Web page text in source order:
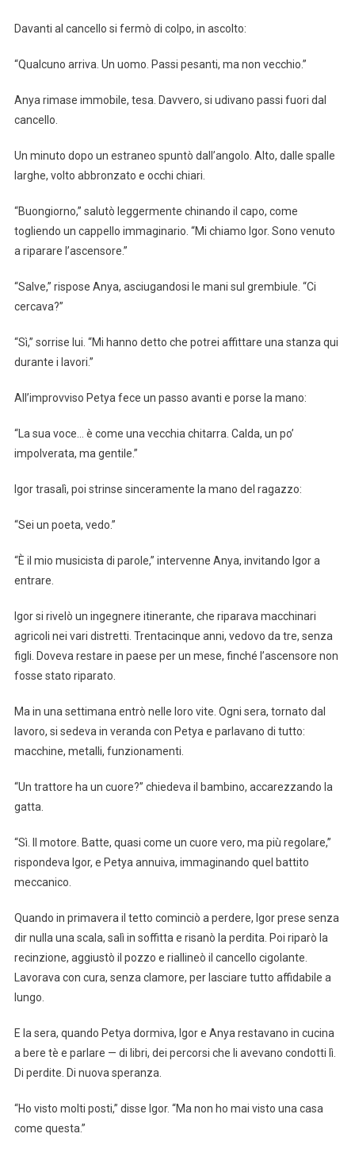
Davanti al cancello si fermò di colpo, in ascolto:
“Qualcuno arriva. Un uomo. Passi pesanti, ma non vecchio.”
Anya rimase immobile, tesa. Davvero, si udivano passi fuori dal
cancello.
Un minuto dopo un estraneo spuntò dall’angolo. Alto, dalle spalle
larghe, volto abbronzato e occhi chiari.
“Buongiorno,” salutò leggermente chinando il capo, come
togliendo un cappello immaginario. “Mi chiamo Igor. Sono venuto
a riparare l’ascensore.”
“Salve,” rispose Anya, asciugandosi le mani sul grembiule. “Ci
cercava?”
“Sì,” sorrise lui. “Mi hanno detto che potrei affittare una stanza qui
durante i lavori.”
All’improvviso Petya fece un passo avanti e porse la mano:
“La sua voce… è come una vecchia chitarra. Calda, un po’
impolverata, ma gentile.”
Igor trasalì, poi strinse sinceramente la mano del ragazzo:
“Sei un poeta, vedo.”
“È il mio musicista di parole,” intervenne Anya, invitando Igor a
entrare.
Igor si rivelò un ingegnere itinerante, che riparava macchinari
agricoli nei vari distretti. Trentacinque anni, vedovo da tre, senza
figli. Doveva restare in paese per un mese, finché l’ascensore non
fosse stato riparato.
Ma in una settimana entrò nelle loro vite. Ogni sera, tornato dal
lavoro, si sedeva in veranda con Petya e parlavano di tutto:
macchine, metalli, funzionamenti.
“Un trattore ha un cuore?” chiedeva il bambino, accarezzando la
gatta.
“Sì. Il motore. Batte, quasi come un cuore vero, ma più regolare,”
rispondeva Igor, e Petya annuiva, immaginando quel battito
meccanico.
Quando in primavera il tetto cominciò a perdere, Igor prese senza
dir nulla una scala, salì in soffitta e risanò la perdita. Poi riparò la
recinzione, aggiustò il pozzo e riallineò il cancello cigolante.
Lavorava con cura, senza clamore, per lasciare tutto affidabile a
lungo.
E la sera, quando Petya dormiva, Igor e Anya restavano in cucina
a bere tè e parlare — di libri, dei percorsi che li avevano condotti lì.
Di perdite. Di nuova speranza.
“Ho visto molti posti,” disse Igor. “Ma non ho mai visto una casa
come questa.”